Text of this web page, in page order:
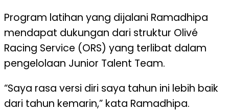
Program latihan yang dijalani Ramadhipa
mendapat dukungan dari struktur Olivé
Racing Service (ORS) yang terlibat dalam
pengelolaan Junior Talent Team.
“Saya rasa versi diri saya tahun ini lebih baik
dari tahun kemarin,” kata Ramadhipa.